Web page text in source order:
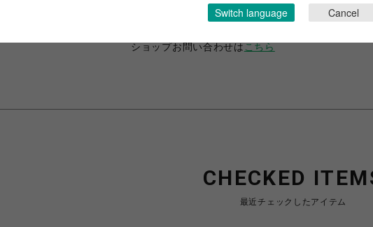
ショップお問い合わせは こちら
CHECKED
最近チェックしたアイテム
Switch language Cancel